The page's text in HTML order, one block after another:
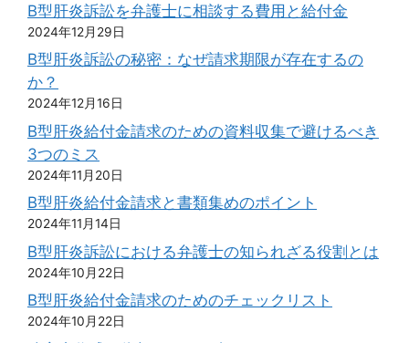
B型肝炎訴訟を弁護士に相談する費用と給付金
2024年12月29日
B型肝炎訴訟の秘密：なぜ請求期限が存在するの
か？
2024年12月16日
B型肝炎給付金請求のための資料収集で避けるべき
3つのミス
2024年11月20日
B型肝炎給付金請求と書類集めのポイント
2024年11月14日
B型肝炎訴訟における弁護士の知られざる役割とは
2024年10月22日
B型肝炎給付金請求のためのチェックリスト
2024年10月22日